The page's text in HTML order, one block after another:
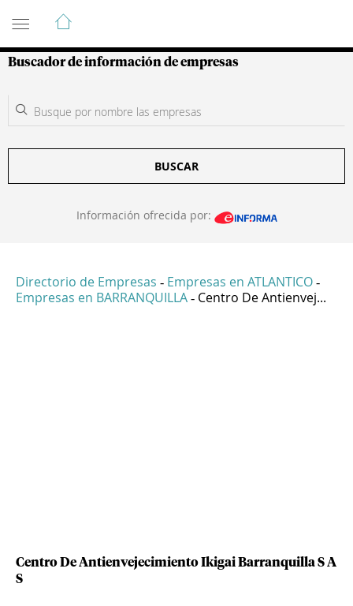
Guía de Empresas Colombianas
Buscador de información de empresas
BUSCAR
Información ofrecida por:
Directorio de Empresas - Empresas en ATLANTICO -
Empresas en BARRANQUILLA - Centro De Antienvej...
Centro De Antienvejecimiento Ikigai Barranquilla S A
S